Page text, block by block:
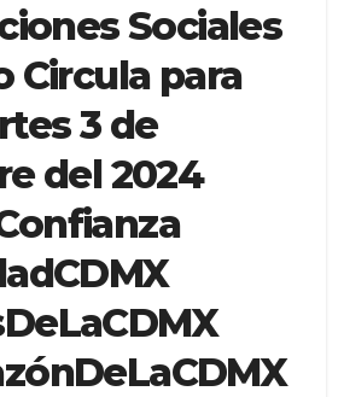
Sociales
Circula para
3 de
del 2024